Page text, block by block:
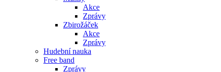
Akce
Zprávy
Zbirožáček
Akce
Zprávy
Hudební nauka
Free band
Zprávy